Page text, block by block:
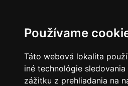
Používame
Táto webová lokalita
iné technológie
zážitku z prehliadania na